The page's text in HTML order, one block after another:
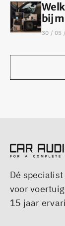
bij
30 / 05
Dé
voor
15 jaar